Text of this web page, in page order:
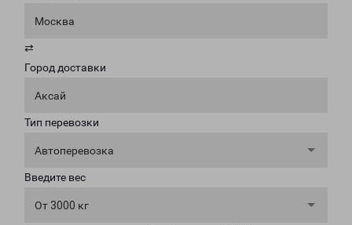
Москва
⇄
Город доставки
Аксай
Тип перевозки
Автоперевозка
Введите вес
От 3000 кг